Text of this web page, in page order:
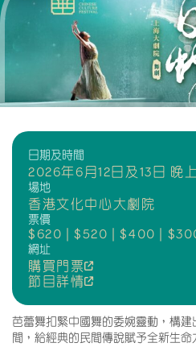
日期及時間
2026年6月12日及13日 晚
場地
香港文化中心大劇院
票價
$620 | $520 | $400 |
網址
購買門票
節目詳情
芭蕾舞扣緊中國舞的委婉靈動，構
間，給經典的民間傳說賦予全新生命